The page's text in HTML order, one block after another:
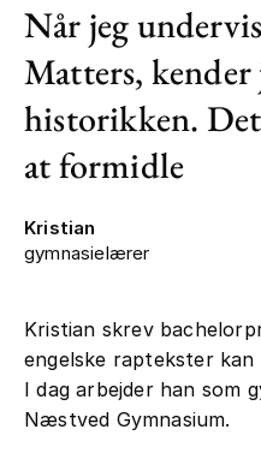
Når jeg
Matters, kender
historikken.
at formidle
Kristian
gymnasielærer
Kristian skrev
engelske raptekster kan
I dag arbejder han som
Næstved Gymnasium.